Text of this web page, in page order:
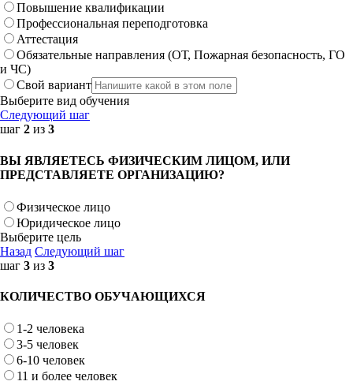
Повышение квалификации
Профессиональная переподготовка
Аттестация
Обязательные направления (ОТ, Пожарная безопасность, ГО
и ЧС)
Свой вариант
Выберите вид обучения
Следующий шаг
шаг 2 из 3
ВЫ ЯВЛЯЕТЕСЬ ФИЗИЧЕСКИМ ЛИЦОМ, ИЛИ
ПРЕДСТАВЛЯЕТЕ ОРГАНИЗАЦИЮ?
Физическое лицо
Юридическое лицо
Выберите цель
Назад Следующий шаг
шаг 3 из 3
КОЛИЧЕСТВО ОБУЧАЮЩИХСЯ
1-2 человека
3-5 человек
6-10 человек
11 и более человек